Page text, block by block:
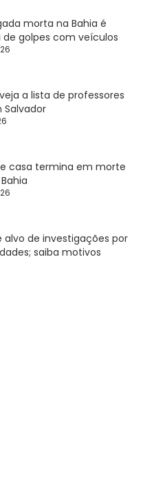
morta na Bahia é
de golpes com veículos
a lista de professores
casa termina em morte
alvo de investigações por
saiba motivos